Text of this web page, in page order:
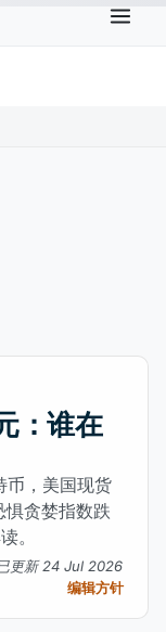
BNB
：谁在
，美国现货
贪婪指数跌
。
更新 24 Jul 2026
编辑方针